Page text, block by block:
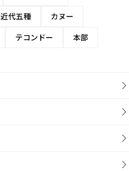
近代五種
カヌー
テコンドー 本部